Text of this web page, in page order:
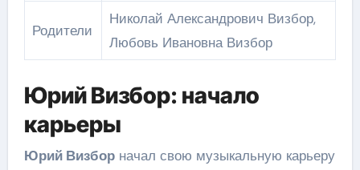
Родители
Николай Александрович Визбор,
Любовь Ивановна Визбор
Юрий Визбор: начало
карьеры
Юрий Визборначал свою музыкальную карьеру